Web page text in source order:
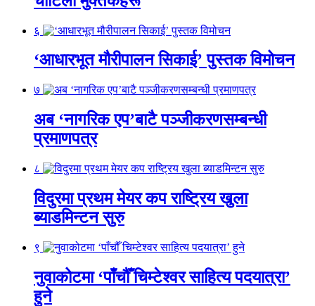
६
‘आधारभूत मौरीपालन सिकाई’ पुस्तक विमोचन
७
अब ‘नागरिक एप’बाटै पञ्जीकरणसम्बन्धी
प्रमाणपत्र
८
विदुरमा प्रथम मेयर कप राष्ट्रिय खुला
ब्याडमिन्टन सुरु
९
नुवाकोटमा ‘पाँचौँ चिम्टेश्वर साहित्य पदयात्रा’
हुने